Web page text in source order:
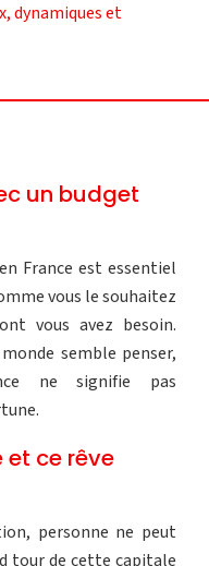
dynamiques et
un budget
France est essentiel
vous le souhaitez
vous avez besoin.
semble penser,
ne signifie pas
et ce rêve
personne ne peut
tour de cette capitale